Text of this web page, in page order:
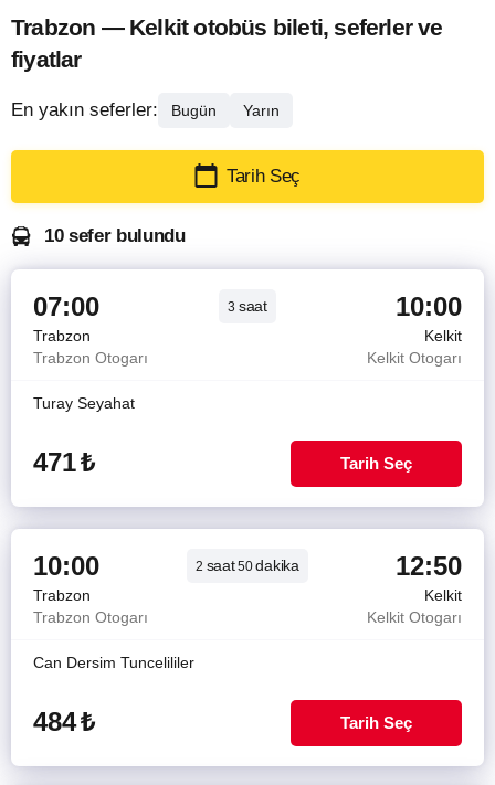
Trabzon — Kelkit otobüs bileti, seferler ve
fiyatlar
En yakın seferler: Bugün Yarın
Tarih Seç
10 sefer bulundu
07:00 3 saat 10:00
Trabzon
Kelkit
Trabzon Otogarı
Kelkit Otogarı
Turay Seyahat
471₺ Tarih Seç
10:00 2 saat50dakika 12:50
Trabzon
Kelkit
Trabzon Otogarı
Kelkit Otogarı
Can Dersim Tuncelililer
484₺ Tarih Seç